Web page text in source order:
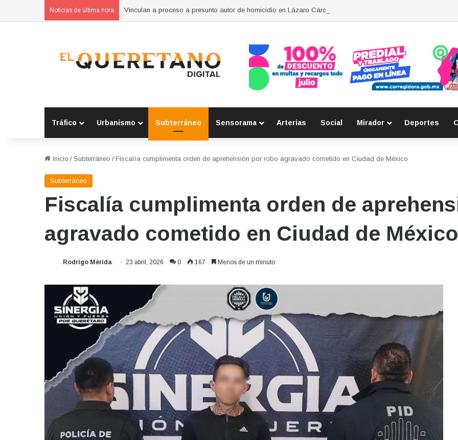
Noticias de última hora Vinculan a proceso a presunto autor de homicidio en Lázaro Cárdenas
Tráfico Urbanismo Subterráneo Sensorama Arterias Social Mirador Deportes
Inicio / Subterráneo / Fiscalía cumplimenta orden de aprehensión por robo agravado cometido en Ciudad de México
Subterráneo
Fiscalía cumplimenta orden de
agravado cometido en Ciudad de México
Rodrigo Mérida 23 abril, 2026 0 167 Menos de un minuto